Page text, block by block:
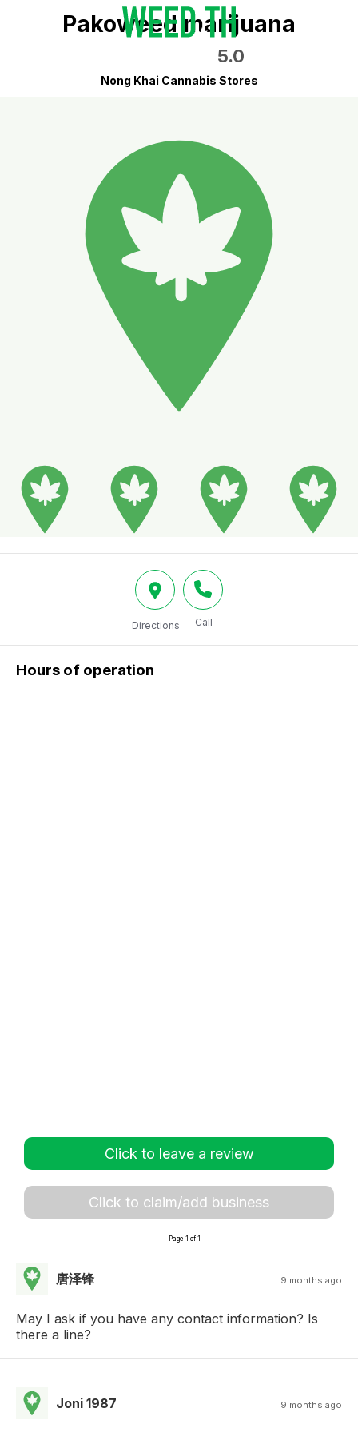
Pakoweed marijuana
5.0
Nong Khai Cannabis Stores
Directions Call
Hours of operation
Click to leave a review
Click to claim/add business
Page 1 of 1
唐泽锋 9 months ago
May I ask if you have any contact information? Is
there a line?
Joni 1987 9 months ago